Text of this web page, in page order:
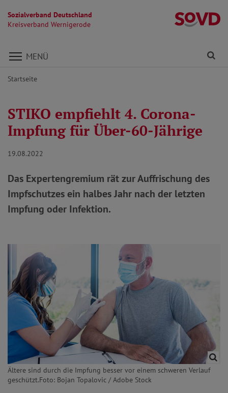
Sozialverband Deutschland
Kreisverband Wernigerode
Direkt zu den Inhalten springen
MENÜ
Startseite
STIKO empfiehlt 4. Corona-
Impfung für Über-60-Jährige
19.08.2022
Das Expertengremium rät zur Auffrischung des
Impfschutzes ein halbes Jahr nach der letzten
Impfung oder Infektion.
Ältere sind durch die Impfung besser vor einem schweren Verlauf
geschützt.Foto: Bojan Topalovic / Adobe Stock